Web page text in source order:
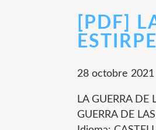
[PDF]
28 octobre 2021
LA GUERRA
GUERRA DE